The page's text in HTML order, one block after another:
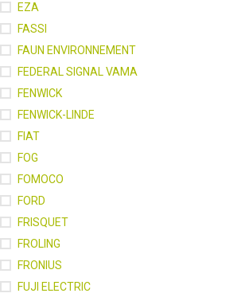
EZA
FASSI
FAUN ENVIRONNEMENT
FEDERAL SIGNAL VAMA
FENWICK
FENWICK-LINDE
FIAT
FOG
FOMOCO
FORD
FRISQUET
FROLING
FRONIUS
FUJI ELECTRIC